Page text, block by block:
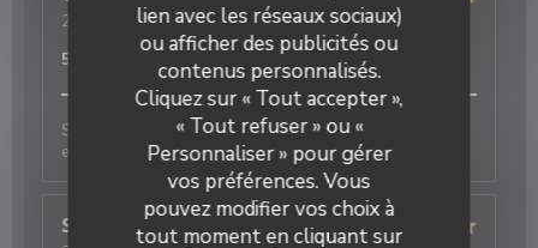
lien avec les réseaux sociaux)
ou afficher des publicités ou
contenus personnalisés.
Cliquez sur « Tout accepter »,
« Tout refuser » ou «
Personnaliser » pour gérer
vos préférences. Vous
pouvez modifier vos choix à
tout moment en cliquant sur
2026-08-04- 21:15 - Couverts 2
/5 Ambiance: 5/5 Cuisine:5/5 Qualité / Prix
5
Sehr charmanter und aufmerksamer Service,
exzellentes Essen
Simone
P
Restaurant Le J